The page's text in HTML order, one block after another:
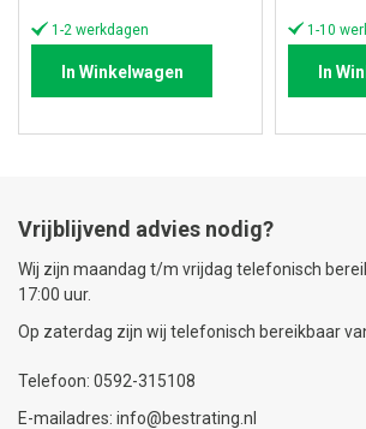
1-2 werkdagen
In Winkelwagen In
Vrijblijvend advies nodig?
Wij zijn maandag t/m vrijdag telefonisch
17:00 uur.
Op zaterdag zijn wij telefonisch bereikbaar
Telefoon: 0592-315108
E-mailadres: info@bestrating.nl